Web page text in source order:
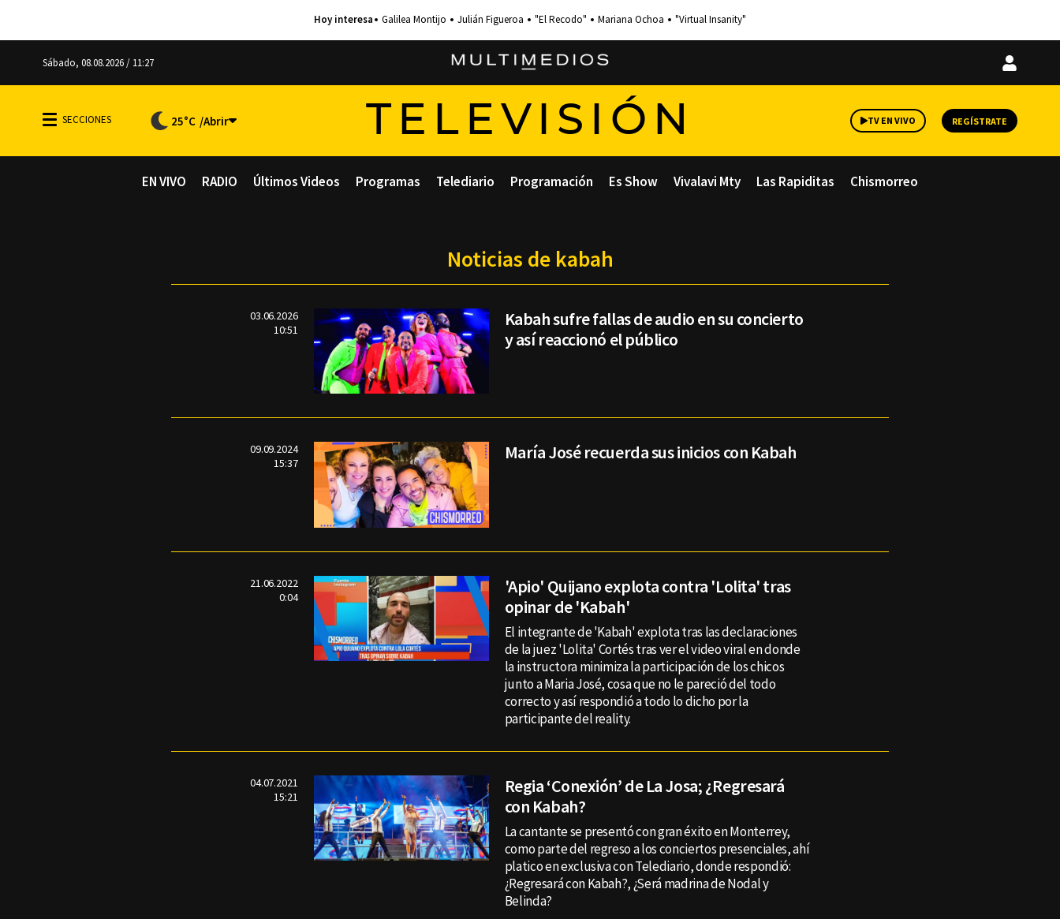
Galilea Montijo Julián Figueroa "El Recodo" Mariana Ochoa "Virtual Insanity"
Sábado, 08.08.2026 / 11:27
Iniciar
25°C TELEVISIÓN TV EN VIVO REGÍSTRATE
EN VIVO RADIO Últimos Videos Programas Telediario Programación Es Show Vivalavi Mty Las Rapiditas Chismorreo
Noticias de kabah
03.06.2026
10:51
Kabah sufre fallas de audio en su concierto
y así reaccionó el público
09.09.2024
15:37
María José recuerda sus inicios con Kabah
21.06.2022
0:04
'Apio' Quijano explota contra 'Lolita' tras
opinar de 'Kabah'
El integrante de 'Kabah' explota tras las declaraciones
de la juez 'Lolita' Cortés tras ver el video viral en donde
la instructora minimiza la participación de los chicos
junto a Maria José, cosa que no le pareció del todo
correcto y así respondió a todo lo dicho por la
participante del reality.
04.07.2021
15:21
Regia ‘Conexión’ de La Josa; ¿Regresará
con Kabah?
La cantante se presentó con gran éxito en Monterrey,
como parte del regreso a los conciertos presenciales, ahí
platico en exclusiva con Telediario, donde respondió:
¿Regresará con Kabah?, ¿Será madrina de Nodal y
Belinda?